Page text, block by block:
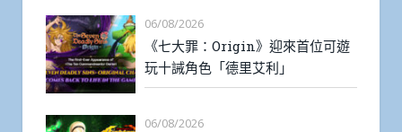
06/08/2026
《七大罪：Origin》迎來首位可遊
玩十誡角色「德里艾利」
06/08/2026